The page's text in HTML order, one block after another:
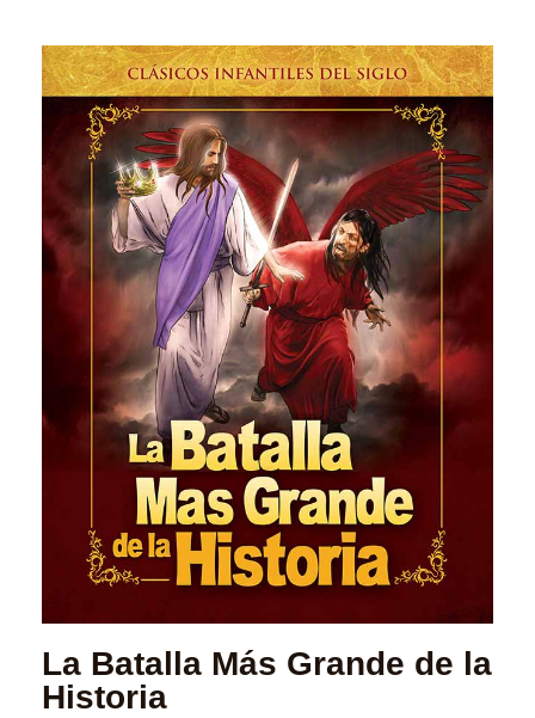
La Batalla Más Grande de la
Historia